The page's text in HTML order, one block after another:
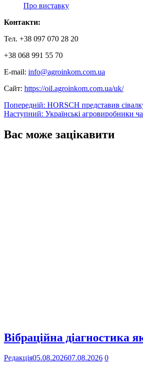
Про виставку
Контакти:
Тел. +38 097 070 28 20
+38 068 991 55 70
E-mail: info@agroinkom.com.ua
Сайт: https://oil.agroinkom.com.ua/uk/
Навігація
записів
Попередній: HORSСH представив
Наступний: Українські агровиробники
Вас може зацікавити
Вібраційна діагностика
Редакція05.08.202607.08.2026 0